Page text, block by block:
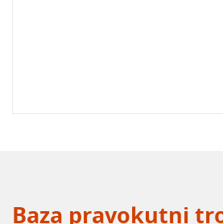
Baza pravokutni